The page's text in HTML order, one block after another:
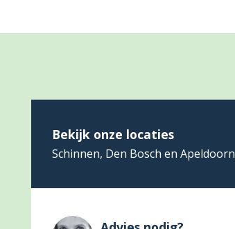
Bekijk onze locaties
Schinnen, Den Bosch en Apeldoorn